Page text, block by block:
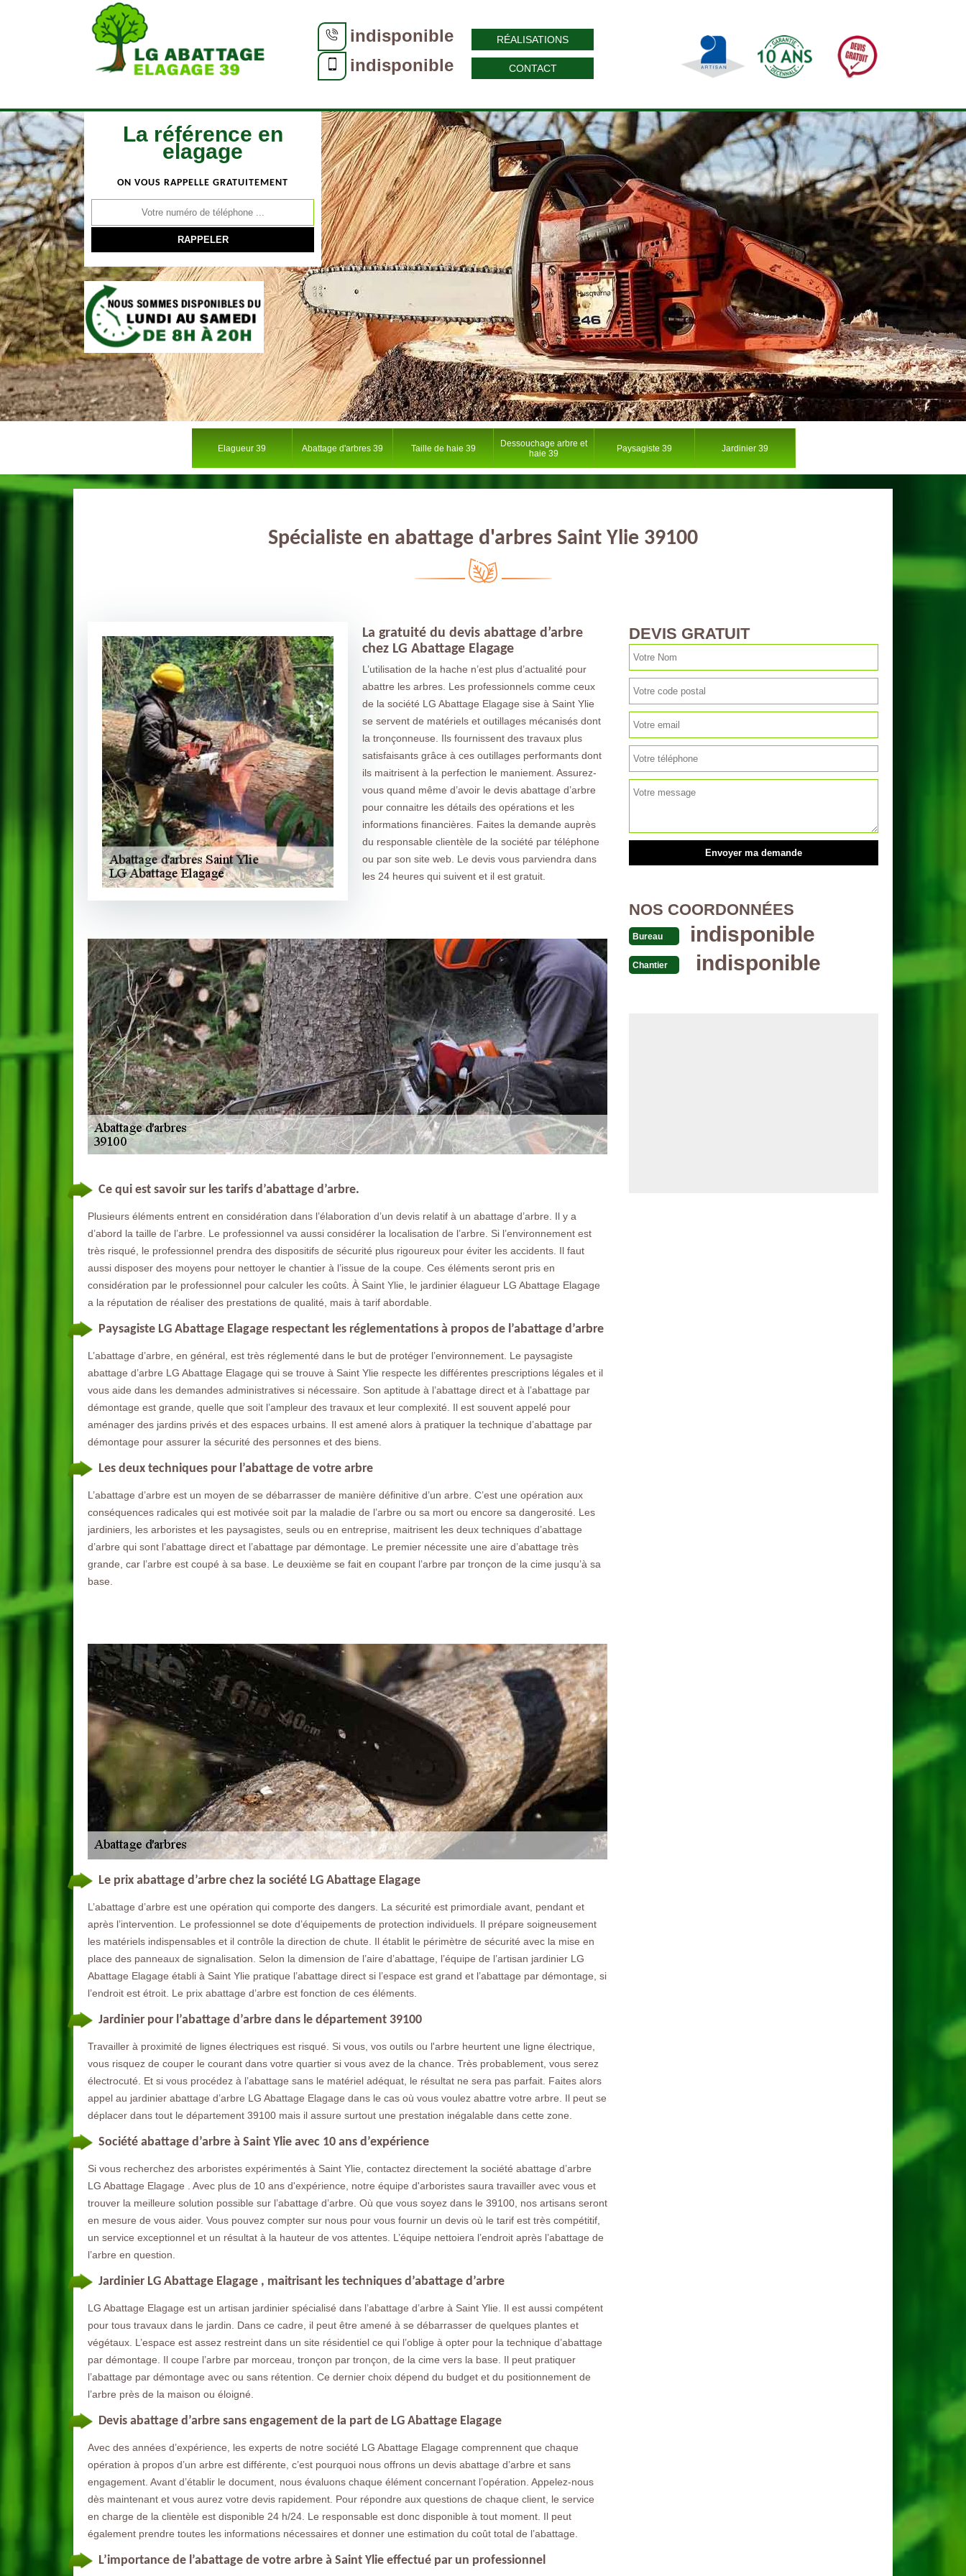
indisponible
indisponible
RÉALISATIONS
CONTACT
La référence en
elagage
ON VOUS RAPPELLE GRATUITEMENT
Elagueur 39 Abattage d'arbres 39 Taille de haie 39
Dessouchage arbre et
haie 39
Paysagiste 39 Jardinier 39
Spécialiste en abattage d'arbres Saint Ylie 39100
La gratuité du devis abattage d’arbre
chez LG Abattage Elagage
L’utilisation de la hache n’est plus d’actualité pour
abattre les arbres. Les professionnels comme ceux
de la société LG Abattage Elagage sise à Saint Ylie
se servent de matériels et outillages mécanisés dont
la tronçonneuse. Ils fournissent des travaux plus
satisfaisants grâce à ces outillages performants dont
ils maitrisent à la perfection le maniement. Assurez-
vous quand même d’avoir le devis abattage d’arbre
pour connaitre les détails des opérations et les
informations financières. Faites la demande auprès
du responsable clientèle de la société par téléphone
ou par son site web. Le devis vous parviendra dans
les 24 heures qui suivent et il est gratuit.
Ce qui est savoir sur les tarifs d’abattage d’arbre.
Plusieurs éléments entrent en considération dans l’élaboration d’un devis relatif à un abattage d’arbre. Il y a
d’abord la taille de l’arbre. Le professionnel va aussi considérer la localisation de l’arbre. Si l’environnement est
très risqué, le professionnel prendra des dispositifs de sécurité plus rigoureux pour éviter les accidents. Il faut
aussi disposer des moyens pour nettoyer le chantier à l’issue de la coupe. Ces éléments seront pris en
considération par le professionnel pour calculer les coûts. À Saint Ylie, le jardinier élagueur LG Abattage Elagage
a la réputation de réaliser des prestations de qualité, mais à tarif abordable.
Paysagiste LG Abattage Elagage respectant les réglementations à propos de l’abattage d’arbre
L’abattage d’arbre, en général, est très réglementé dans le but de protéger l’environnement. Le paysagiste
abattage d’arbre LG Abattage Elagage qui se trouve à Saint Ylie respecte les différentes prescriptions légales et il
vous aide dans les demandes administratives si nécessaire. Son aptitude à l’abattage direct et à l’abattage par
démontage est grande, quelle que soit l’ampleur des travaux et leur complexité. Il est souvent appelé pour
aménager des jardins privés et des espaces urbains. Il est amené alors à pratiquer la technique d’abattage par
démontage pour assurer la sécurité des personnes et des biens.
Les deux techniques pour l’abattage de votre arbre
L’abattage d’arbre est un moyen de se débarrasser de manière définitive d’un arbre. C’est une opération aux
conséquences radicales qui est motivée soit par la maladie de l’arbre ou sa mort ou encore sa dangerosité. Les
jardiniers, les arboristes et les paysagistes, seuls ou en entreprise, maitrisent les deux techniques d’abattage
d’arbre qui sont l’abattage direct et l’abattage par démontage. Le premier nécessite une aire d’abattage très
grande, car l’arbre est coupé à sa base. Le deuxième se fait en coupant l’arbre par tronçon de la cime jusqu’à sa
base.
Le prix abattage d’arbre chez la société LG Abattage Elagage
L’abattage d’arbre est une opération qui comporte des dangers. La sécurité est primordiale avant, pendant et
après l’intervention. Le professionnel se dote d’équipements de protection individuels. Il prépare soigneusement
les matériels indispensables et il contrôle la direction de chute. Il établit le périmètre de sécurité avec la mise en
place des panneaux de signalisation. Selon la dimension de l’aire d’abattage, l’équipe de l’artisan jardinier LG
Abattage Elagage établi à Saint Ylie pratique l’abattage direct si l’espace est grand et l’abattage par démontage, si
l’endroit est étroit. Le prix abattage d’arbre est fonction de ces éléments.
Jardinier pour l’abattage d’arbre dans le département 39100
Travailler à proximité de lignes électriques est risqué. Si vous, vos outils ou l'arbre heurtent une ligne électrique,
vous risquez de couper le courant dans votre quartier si vous avez de la chance. Très probablement, vous serez
électrocuté. Et si vous procédez à l’abattage sans le matériel adéquat, le résultat ne sera pas parfait. Faites alors
appel au jardinier abattage d’arbre LG Abattage Elagage dans le cas où vous voulez abattre votre arbre. Il peut se
déplacer dans tout le département 39100 mais il assure surtout une prestation inégalable dans cette zone.
Société abattage d’arbre à Saint Ylie avec 10 ans d’expérience
Si vous recherchez des arboristes expérimentés à Saint Ylie, contactez directement la société abattage d’arbre
LG Abattage Elagage . Avec plus de 10 ans d'expérience, notre équipe d'arboristes saura travailler avec vous et
trouver la meilleure solution possible sur l’abattage d’arbre. Où que vous soyez dans le 39100, nos artisans seront
en mesure de vous aider. Vous pouvez compter sur nous pour vous fournir un devis où le tarif est très compétitif,
un service exceptionnel et un résultat à la hauteur de vos attentes. L’équipe nettoiera l’endroit après l’abattage de
l’arbre en question.
Jardinier LG Abattage Elagage , maitrisant les techniques d’abattage d’arbre
LG Abattage Elagage est un artisan jardinier spécialisé dans l’abattage d’arbre à Saint Ylie. Il est aussi compétent
pour tous travaux dans le jardin. Dans ce cadre, il peut être amené à se débarrasser de quelques plantes et
végétaux. L’espace est assez restreint dans un site résidentiel ce qui l’oblige à opter pour la technique d’abattage
par démontage. Il coupe l’arbre par morceau, tronçon par tronçon, de la cime vers la base. Il peut pratiquer
l’abattage par démontage avec ou sans rétention. Ce dernier choix dépend du budget et du positionnement de
l’arbre près de la maison ou éloigné.
Devis abattage d’arbre sans engagement de la part de LG Abattage Elagage
Avec des années d’expérience, les experts de notre société LG Abattage Elagage comprennent que chaque
opération à propos d’un arbre est différente, c’est pourquoi nous offrons un devis abattage d’arbre et sans
engagement. Avant d’établir le document, nous évaluons chaque élément concernant l’opération. Appelez-nous
dès maintenant et vous aurez votre devis rapidement. Pour répondre aux questions de chaque client, le service
en charge de la clientèle est disponible 24 h/24. Le responsable est donc disponible à tout moment. Il peut
également prendre toutes les informations nécessaires et donner une estimation du coût total de l’abattage.
L’importance de l’abattage de votre arbre à Saint Ylie effectué par un professionnel
DEVIS GRATUIT
NOS COORDONNÉES
Bureau indisponible
Chantier indisponible